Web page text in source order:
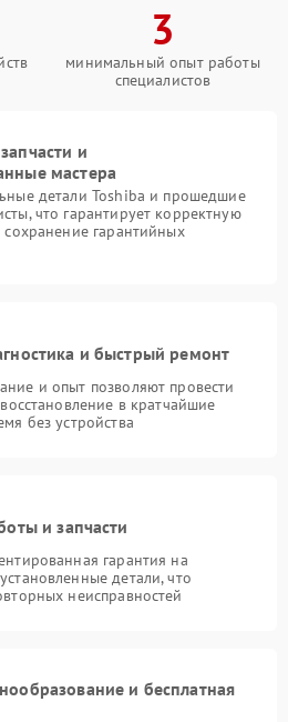
3
минимальный опыт работы
специалистов
и
мастера
детали Toshiba и прошедшие
что гарантирует корректную
гарантийных
и быстрый ремонт
и опыт позволяют провести
в кратчайшие
без устройства
и запчасти
гарантия на
детали, что
неисправностей
и бесплатная